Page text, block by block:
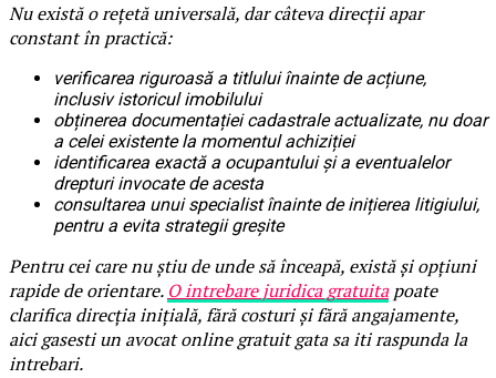
Nu există o rețetă universală, dar câteva direcții apar
constant în practică:
verificarea riguroasă a titlului înainte de acțiune,
inclusiv istoricul imobilului
obținerea documentației cadastrale actualizate, nu doar
a celei existente la momentul achiziției
identificarea exactă a ocupantului și a eventualelor
drepturi invocate de acesta
consultarea unui specialist înainte de inițierea litigiului,
pentru a evita strategii greșite
Pentru cei care nu știu de unde să înceapă, există și opțiuni
rapide de orientare. O intrebare juridica gratuitapoate
clarifica direcția inițială, fără costuri și fără angajamente,
aici gasesti un avocat online gratuit gata sa iti raspunda la
intrebari.